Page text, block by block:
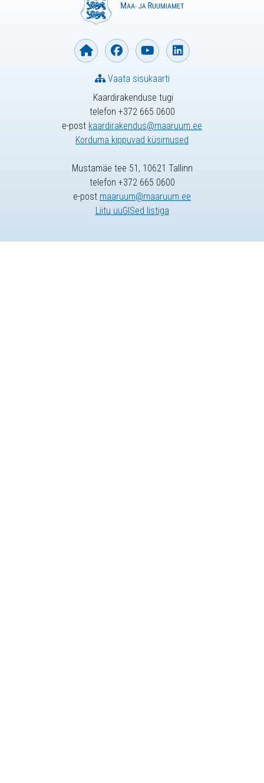
Kaardirakenduse tugi
telefon +372 665 0600
e-post kaardirakendus@maaruum.ee
Korduma kippuvad küsimused
Vaata sisukaarti
Mustamäe tee 51, 10621 Tallinn
telefon +372 665 0600
e-post maaruum@maaruum.ee
Liitu uuGISed listiga